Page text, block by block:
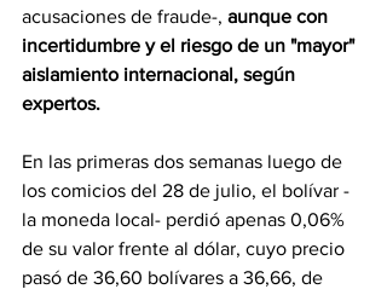
acusaciones de fraude-, aunque con
incertidumbre y el riesgo de un "mayor"
aislamiento internacional, según
expertos.
En las primeras dos semanas luego de
los comicios del 28 de julio, el bolívar -
la moneda local- perdió apenas 0,06%
de su valor frente al dólar, cuyo precio
pasó de 36,60 bolívares a 36,66, de